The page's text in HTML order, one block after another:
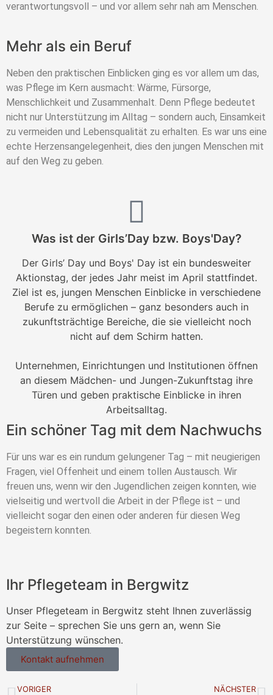
verantwortungsvoll – und vor allem sehr nah am Menschen.
Mehr als ein Beruf
Neben den praktischen Einblicken ging es vor allem um das,
was Pflege im Kern ausmacht: Wärme, Fürsorge,
Menschlichkeit und Zusammenhalt. Denn Pflege bedeutet
nicht nur Unterstützung im Alltag – sondern auch, Einsamkeit
zu vermeiden und Lebensqualität zu erhalten. Es war uns eine
echte Herzensangelegenheit, dies den jungen Menschen mit
auf den Weg zu geben.
Was ist der Girls’Day bzw. Boys'Day?
Der Girls’ Day und Boys' Day ist ein bundesweiter
Aktionstag, der jedes Jahr meist im April stattfindet.
Ziel ist es, jungen Menschen Einblicke in verschiedene
Berufe zu ermöglichen – ganz besonders auch in
zukunftsträchtige Bereiche, die sie vielleicht noch
nicht auf dem Schirm hatten.
Unternehmen, Einrichtungen und Institutionen öffnen
an diesem Mädchen- und Jungen-Zukunftstag ihre
Türen und geben praktische Einblicke in ihren
Arbeitsalltag.
Ein schöner Tag mit dem Nachwuchs
Für uns war es ein rundum gelungener Tag – mit neugierigen
Fragen, viel Offenheit und einem tollen Austausch. Wir
freuen uns, wenn wir den Jugendlichen zeigen konnten, wie
vielseitig und wertvoll die Arbeit in der Pflege ist – und
vielleicht sogar den einen oder anderen für diesen Weg
begeistern konnten.
Ihr Pflegeteam in Bergwitz
Unser Pflegeteam in Bergwitz steht Ihnen zuverlässig
zur Seite – sprechen Sie uns gern an, wenn Sie
Unterstützung wünschen.
Kontakt aufnehmen
VORIGER NÄCHSTER